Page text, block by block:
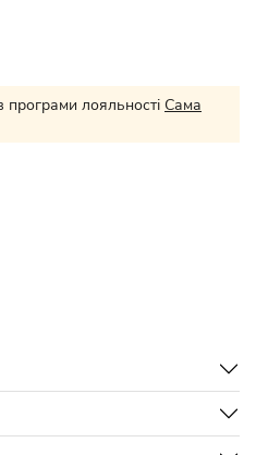
програми лояльності Сама